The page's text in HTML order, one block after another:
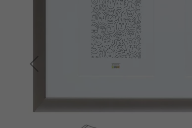
Indietro